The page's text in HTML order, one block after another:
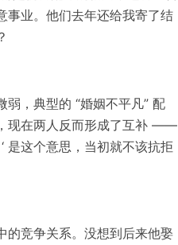
事业。他们去年还给我寄了结
，典型的 “婚姻不平凡” 配
现在两人反而形成了互补 ——
是这个意思，当初就不该抗拒
的竞争关系。没想到后来他娶